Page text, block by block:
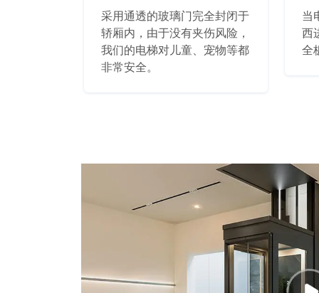
采用通透的玻璃门完全封闭于
轿厢内，由于没有夹伤风险，
我们的电梯对儿童、宠物等都
非常安全。
当
西
全